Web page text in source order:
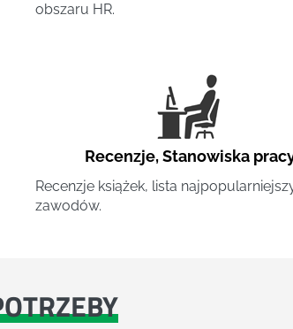
obszaru HR.
Recenzje,Stanowiska
Recenzje książek, lista
zawodów.